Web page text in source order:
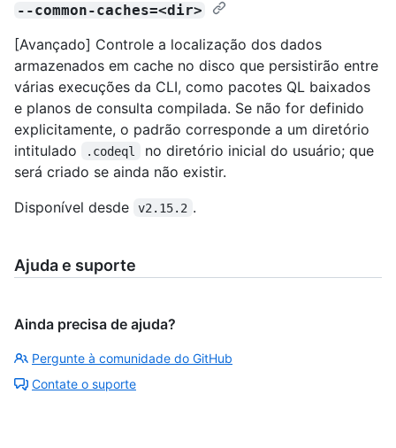
--common-caches=<dir>
[Avançado] Controle a localização dos dados
armazenados em cache no disco que persistirão entre
várias execuções da CLI, como pacotes QL baixados
e planos de consulta compilada. Se não for definido
explicitamente, o padrão corresponde a um diretório
intitulado
.codeql
no diretório inicial do usuário; que
será criado se ainda não existir.
Disponível desde
v2.15.2 .
Ajuda e suporte
Ainda precisa de ajuda?
Pergunte à comunidade do GitHub
Contate o suporte